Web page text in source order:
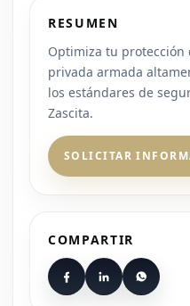
RESUMEN
Optimiza tu
privada armada
los estándares de
Zascita.
SOLICITAR
COMPARTIR